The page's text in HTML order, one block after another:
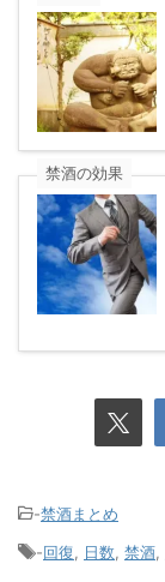
禁酒の効果
-禁酒まとめ
-回復 日数 禁酒